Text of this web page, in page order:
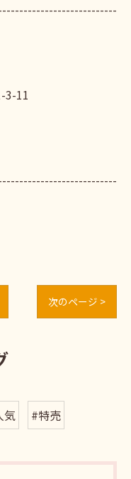
3-11
次のページ >
気 #特売